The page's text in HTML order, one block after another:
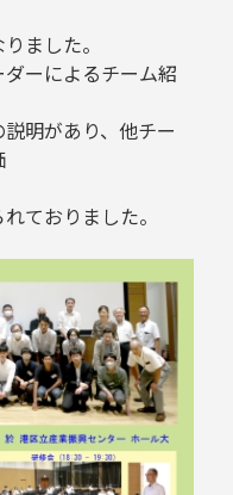
ました。
ーによるチーム紹
明があり、他チー
ておりました。